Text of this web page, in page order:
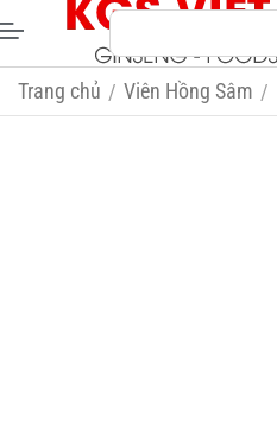
Trang chủ / Viên Hồng Sâm /